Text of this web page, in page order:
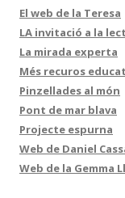
El web de la Teresa
LA invitació a la
La mirada experta
Més recuros
Pinzellades al món
Pont de mar blava
Projecte espurna
Web de Daniel
Web de la Gemma